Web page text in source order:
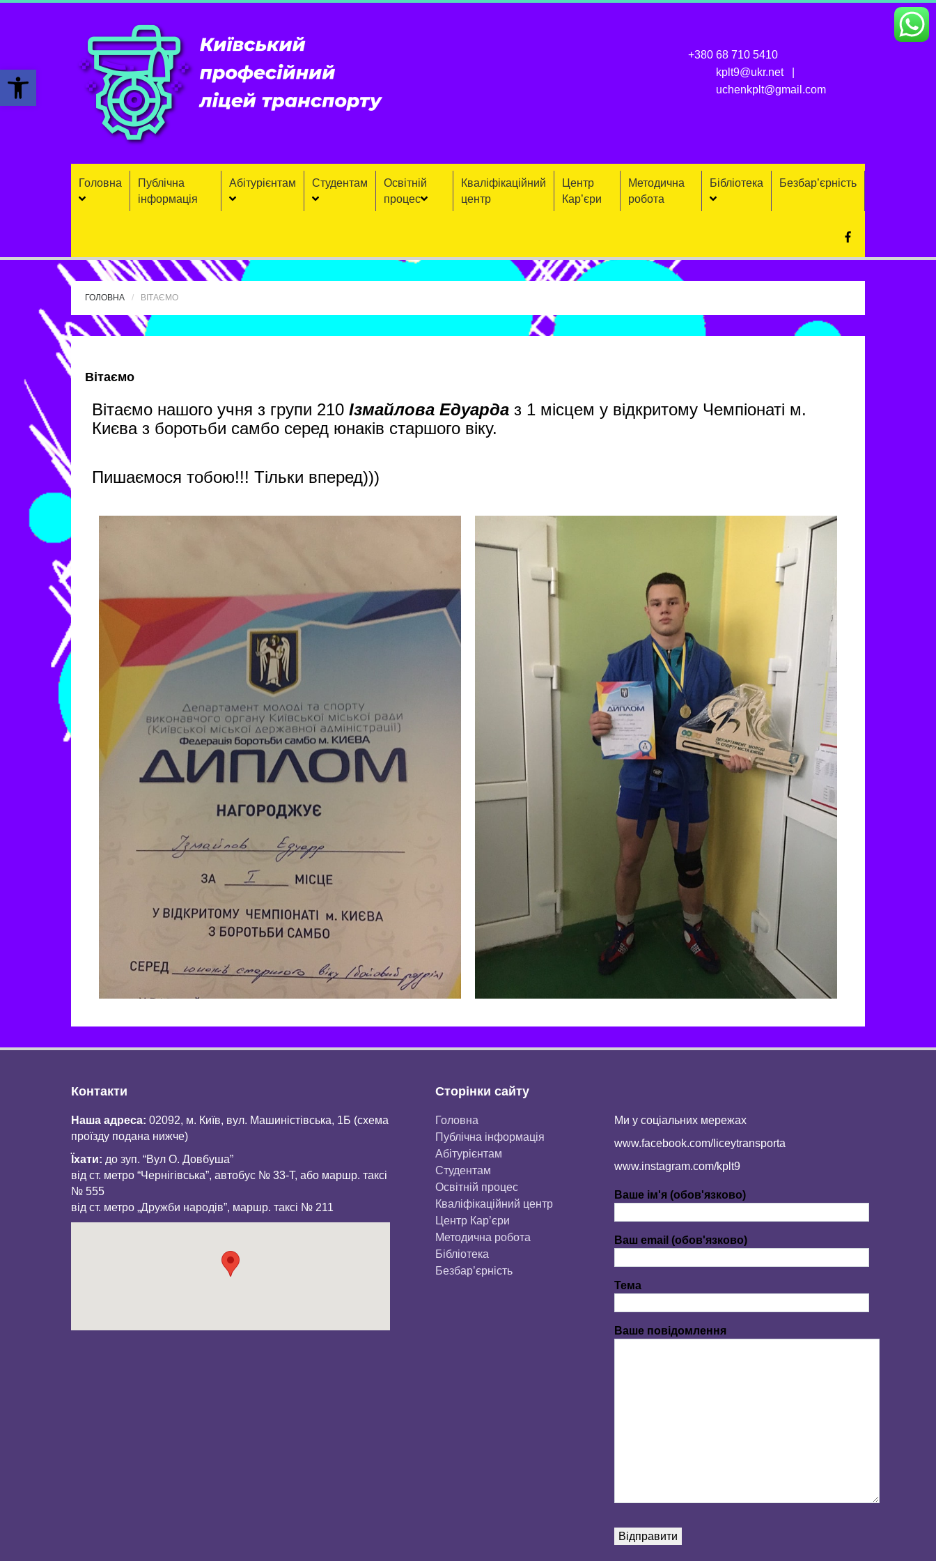
Відкрити Панель інструментів
+380 68 710 5410
kplt9@ukr.net
uchenkplt@gmail.com
Головна
Публічна
інформація
Aбітурієнтaм Студентам
Освітній
процес
Кваліфікаційний
центр
Центр
Кар’єри
Методична
робота
Бібліотека Безбар’єрність
ГОЛОВНА ВІТАЄМО
Вітаємо
Вітаємо нашого учня з групи 210 Ізмайлова Едуарда з 1 місцем у відкритому Чемпіонаті м.
Києва з боротьби самбо серед юнаків старшого віку.
Пишаємося тобою!!! Тільки вперед)))
Контакти
Наша адреса: 02092, м. Київ, вул. Машиністівська, 1Б (схема
проїзду подана нижче)
Їхати: до зуп. “Вул О. Довбуша”
від ст. метро “Чернігівська”, автобус № 33-Т, або маршр. таксі
№ 555
від ст. метро „Дружби народів”, маршр. таксі № 211
Сторінки сайту
Головна
Публічна інформація
Aбітурієнтaм
Студентам
Освітній процес
Кваліфікаційний центр
Центр Кар’єри
Методична робота
Бібліотека
Безбар’єрність
Ми у соціальних мережах
www.facebook.com/liceytransporta
www.instagram.com/kplt9
Ваше ім'я (обов'язково)
Ваш email (обов'язково)
Тема
Ваше повідомлення